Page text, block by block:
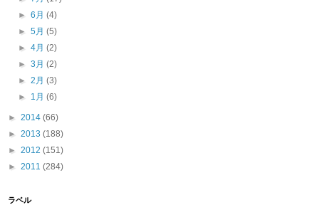
►6月(4)
►5月(5)
►4月(2)
►3月(2)
►2月(3)
► 1月(6)
► 2014 (66)
► 2013 (188)
► 2012 (151)
► 2011 (284)
ラベル